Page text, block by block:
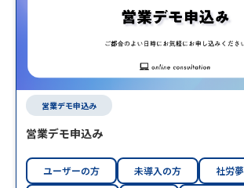
営業デモ申込み
営業デモ申込み
ユーザーの方 未導入の方
社労夢